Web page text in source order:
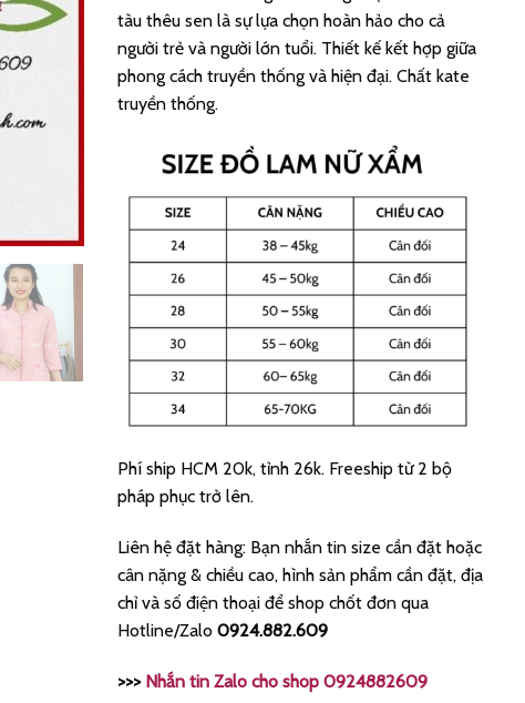
180.000 ₫.
tàu thêu sen là sự lựa chọn hoàn hảo cho cả
người trẻ và người lớn tuổi. Thiết kế kết hợp giữa
phong cách truyền thống và hiện đại. Chất kate
truyền thống.
Phí ship HCM 20k, tỉnh 26k. Freeship từ 2 bộ
pháp phục trở lên.
Liên hệ đặt hàng: Bạn nhắn tin size cần đặt hoặc
cân nặng & chiều cao, hình sản phẩm cần đặt, địa
chỉ và số điện thoại để shop chốt đơn qua
Hotline/Zalo 0924.882.609
>>> Nhắn tin Zalo cho shop 0924882609